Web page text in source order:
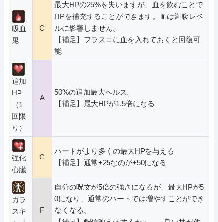
吸血
鬼
C
最大HPの25%を失いますが、血を飲むことで
HPを補充することができます。血は満腹レベ
ルに影響しません。
【補足】フラスコに血を入れておくと回復可
能
追加
HP
（1
回限
り）
A
50%の追加最大ヘルス。
【補足】最大HPが1.5倍になる
強化
心臓
C
ハートがより多くの最大HPを与える
【補足】通常+25なのが+50になる
ガラ
スキ
F
自分の呪文が5倍の強さになるが、最大HPが5
0になり、通常のハートでは増やすことができ
なくなる。